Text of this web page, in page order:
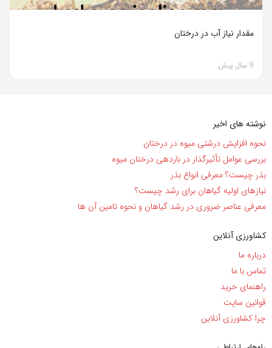
مقدار نیاز آب در درختان
9 سال پیش
نوشته های اخیر
نحوه افزایش درشتی میوه در درختان
بررسی عوامل تأثیرگذار در باردهی درختان میوه
بذر چیست؟ معرفی انواع بذر
نیاز‌های اولیه گیاهان برای رشد چیست؟
معرفی عناصر ضروری در رشد گیاهان و نحوه تامین آن ها
کشاورزی آنلاین
درباره ما
تماس با ما
راهنمای خرید
قوانین سایت
چرا کشاورزی آنلاین